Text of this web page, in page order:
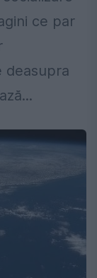
ce par
deasupra